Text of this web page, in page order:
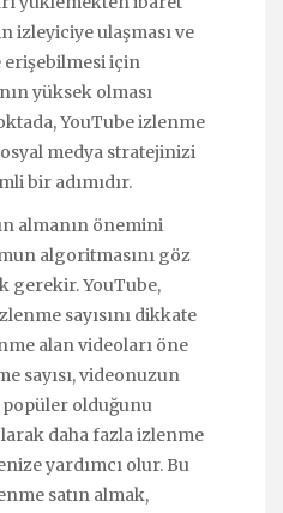
izleyiciye ulaşması ve
erişebilmesi için
yüksek olması
YouTube izlenme
medya stratejinizi
bir adımıdır.
almanın önemini
algoritmasını göz
gerekir. YouTube,
sayısını dikkate
alan videoları öne
sayısı, videonuzun
popüler olduğunu
daha fazla izlenme
yardımcı olur. Bu
satın almak,